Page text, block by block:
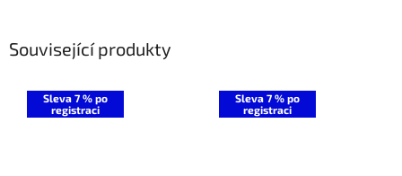
Související produkty
Sleva 7 % po
registraci
Sleva 7 % po
registraci